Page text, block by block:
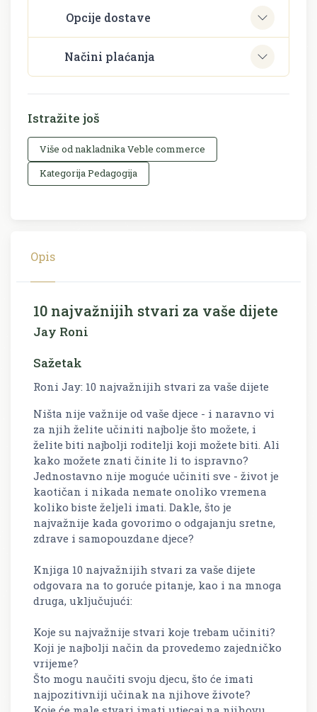
Opcije dostave
Načini plaćanja
Istražite još
Više od nakladnika Veble commerce
Kategorija Pedagogija
Opis
10 najvažnijih stvari za vaše dijete
Jay Roni
Sažetak
Roni Jay: 10 najvažnijih stvari za vaše dijete
Ništa nije važnije od vaše djece - i naravno vi
za njih želite učiniti najbolje što možete, i
želite biti najbolji roditelji koji možete biti. Ali
kako možete znati činite li to ispravno?
Jednostavno nije moguće učiniti sve - život je
kaotičan i nikada nemate onoliko vremena
koliko biste željeli imati. Dakle, što je
najvažnije kada govorimo o odgajanju sretne,
zdrave i samopouzdane djece?
Knjiga 10 najvažnijih stvari za vaše dijete
odgovara na to goruće pitanje, kao i na mnoga
druga, uključujući:
Koje su najvažnije stvari koje trebam učiniti?
Koji je najbolji način da provedemo zajedničko
vrijeme?
Što mogu naučiti svoju djecu, što će imati
najpozitivniji učinak na njihove živote?